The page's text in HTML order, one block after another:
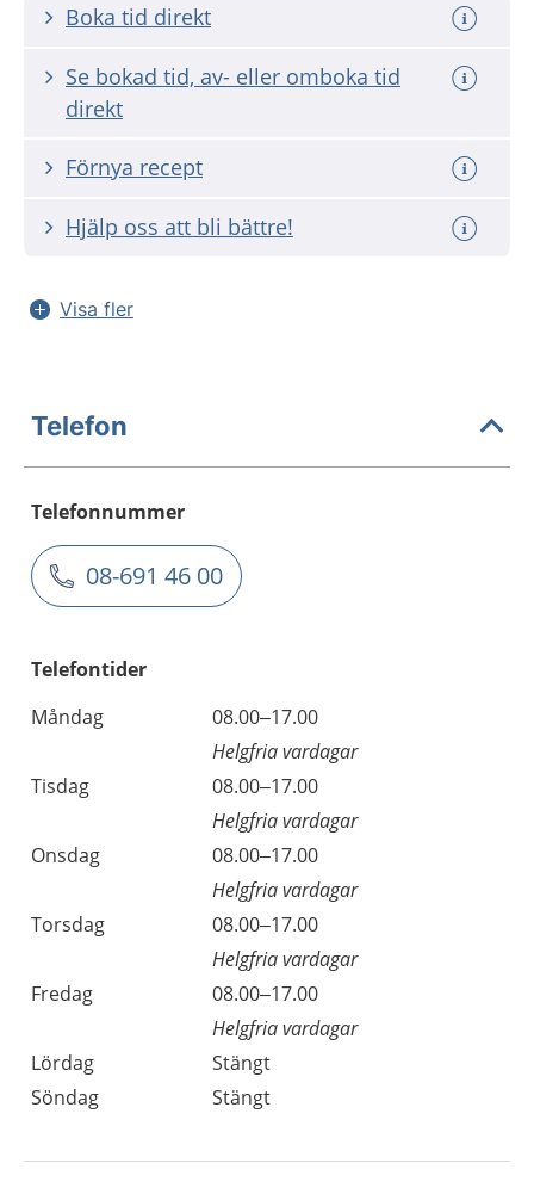
Boka tid direkt
Se bokad tid, av- eller omboka tid
direkt
Förnya recept
Hjälp oss att bli bättre!
Visa fler
Telefon
Telefonnummer
08-691 46 00
Telefontider
Måndag
08.00–17.00
Helgfria vardagar
Tisdag
08.00–17.00
Helgfria vardagar
Onsdag
08.00–17.00
Helgfria vardagar
Torsdag
08.00–17.00
Helgfria vardagar
Fredag
08.00–17.00
Helgfria vardagar
Lördag
Stängt
Söndag
Stängt